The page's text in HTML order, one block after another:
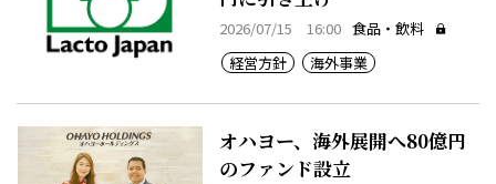
2026/07/15 16:00 食品・飲料
経営方針
海外事業
オハヨー、海外展開へ80億円
のファンド設立